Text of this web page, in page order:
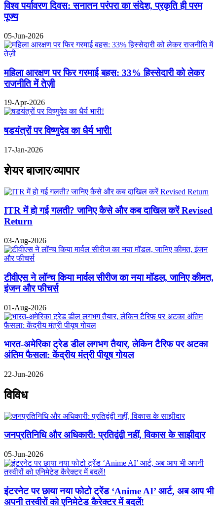
विश्व पर्यावरण दिवस: सनातन परंपरा का संदेश, प्रकृति ही परम
पूज्य
05-Jun-2026
महिला आरक्षण पर फिर गरमाई बहस: 33% हिस्सेदारी को लेकर
राजनीति में तेज़ी
19-Apr-2026
षडयंत्रों पर विष्णुदेव का धैर्य भारी!
17-Jan-2026
शेयर बाजार/व्यापार
ITR में हो गई गलती? जानिए कैसे और कब दाखिल करें Revised
Return
03-Aug-2026
टीवीएस ने लॉन्च किया मार्वल सीरीज का नया मॉडल, जानिए कीमत,
इंजन और फीचर्स
01-Aug-2026
भारत-अमेरिका ट्रेड डील लगभग तैयार, लेकिन टैरिफ पर अटका
अंतिम फैसला: केंद्रीय मंत्री पीयूष गोयल
22-Jun-2026
विविध
जनप्रतिनिधि और अधिकारी: प्रतिद्वंद्वी नहीं, विकास के साझीदार
05-Jun-2026
इंटरनेट पर छाया नया फोटो ट्रेंड ‘Anime AI’ आर्ट, अब आप भी
अपनी तस्वीरों को एनिमेटेड कैरेक्टर में बदलें!